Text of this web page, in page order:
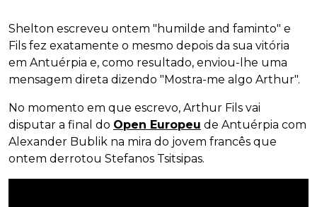
Shelton escreveu ontem "humilde and faminto" e
Fils fez exatamente o mesmo depois da sua vitória
em Antuérpia e, como resultado, enviou-lhe uma
mensagem direta dizendo "Mostra-me algo Arthur".
No momento em que escrevo, Arthur Fils vai
disputar a final do Open Europeu de Antuérpia com
Alexander Bublik na mira do jovem francês que
ontem derrotou Stefanos Tsitsipas.